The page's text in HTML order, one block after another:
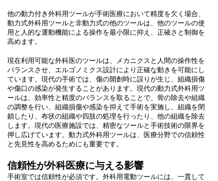
他の動力付き外科用ツールが手術医療において精度を欠く場合、
動力式外科用ツールと非動力式の他のツールは、他のツールの使
用と人的な運動機能による操作を最小限に抑え、正確さと制御を
高めます。
現在利用可能な外科医のツールは、メカニクスと人間の操作性を
バランスさせ、エルゴノミクス設計により正確な動きを可能にし
ています。現代の手術では、傷の開創時に誤りが生じ、組織損傷
や傷口の感染が発生することがあります。現代の動力式外科用ツ
ールは、効率性と精度のバランスを取ることで、骨の除去や組織
の調整を行い、組織損傷や感染を抑えて手術を実施し、組織を閉
鎖したり、布状の組織や四肢の処理を行ったり、他の組織を除去
します。現代の医療施設では、精密なツールと手術技術の限界を
押し広げています。動力式外科用ツールは、医療分野での信頼性
と先見性を高めるためにも重要です。
信頼性が外科医療に与える影響
手術室では信頼性が必須です。外科用電動ツールには、一貫して